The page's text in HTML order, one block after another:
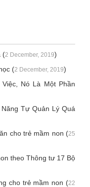
(2 December, 2019)
(2 December, 2019)
Nó Là Một Phần
Tự Quản Lý Quá
cho trẻ mầm non (25
theo Thông tư 17 Bộ
cho trẻ mầm non (22